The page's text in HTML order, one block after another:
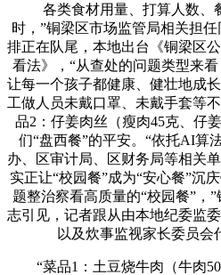
各类食材用量、打算人数、
时，”铜梁区市场监管局相关担
排正在队尾，本地出台《铜梁区
看法》，“从查处的问题类型来看
让每一个孩子都健康、健壮地成
工做人员未戴口罩、未戴手套等
品2：仔姜肉丝（瘦肉45克、仔
们“盘西餐”的平安。“依托AI算
办、区审计局、区财务局等相关
实正让“校园餐”成为“安心餐”沉
题整治察看高质量的“校园餐”，
志引见，记者跟从由本地纪委监
以及炊事监视家长委员会
“菜品1：土豆烧牛肉（牛肉50